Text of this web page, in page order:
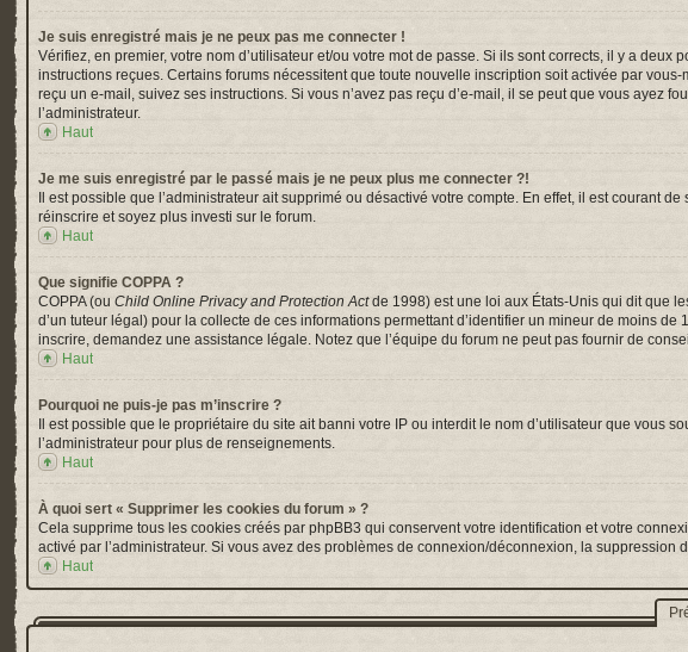
Je suis enregistré mais je ne peux pas me connecter !
Vérifiez, en premier, votre nom d’utilisateur et/ou votre mot de passe. Si ils sont corrects, il y a
instructions reçues. Certains forums nécessitent que toute nouvelle inscription soit activée par
reçu un e-mail, suivez ses instructions. Si vous n’avez pas reçu d’e-mail, il se peut que vous ayez
l’administrateur.
Haut
Je me suis enregistré par le passé mais je ne peux plus me connecter ?!
Il est possible que l’administrateur ait supprimé ou désactivé votre compte. En effet, il est
réinscrire et soyez plus investi sur le forum.
Haut
Que signifie COPPA ?
COPPA (ou Child Online Privacy and Protection Actde 1998) est une loi aux États-Unis qui dit que
d’un tuteur légal) pour la collecte de ces informations permettant d’identifier un mineur de moins
inscrire, demandez une assistance légale. Notez que l’équipe du forum ne peut pas fournir de
Haut
Pourquoi ne puis-je pas m’inscrire ?
Il est possible que le propriétaire du site ait banni votre IP ou interdit le nom d’utilisateur que
l’administrateur pour plus de renseignements.
Haut
À quoi sert « Supprimer les cookies du forum » ?
Cela supprime tous les cookies créés par phpBB3 qui conservent votre identification et votre
activé par l’administrateur. Si vous avez des problèmes de connexion/déconnexion, la suppression
Haut